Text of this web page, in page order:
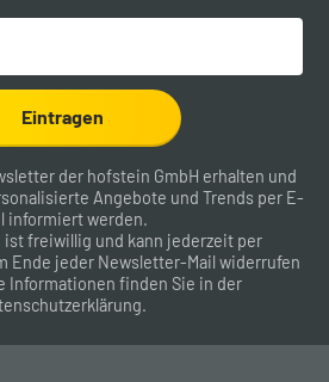
Eintragen
der hofstein GmbH erhalten und
Angebote und Trends per E-
informiert werden.
ist freiwillig und kann jederzeit per
Ende jeder Newsletter-Mail widerrufen
Informationen finden Sie in der
.